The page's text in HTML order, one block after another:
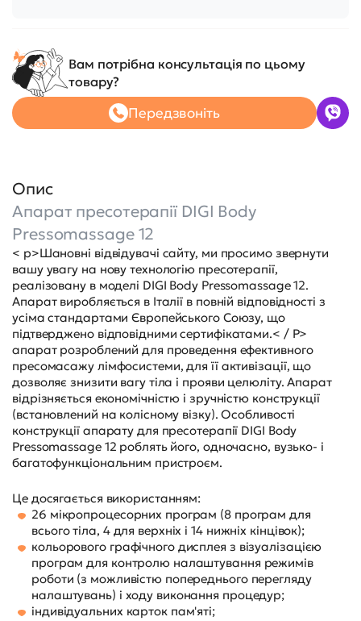
Вам потрібна консультація по цьому
товару?
Передзвоніть
Опис
Апарат пресотерапії DIGI Body
Pressomassage 12
< p>Шановні відвідувачі сайту, ми просимо звернути
вашу увагу на нову технологію пресотерапії,
реалізовану в моделі DIGI Body Pressomassage 12.
Апарат виробляється в Італії в повній відповідності з
усіма стандартами Європейського Союзу, що
підтверджено відповідними сертифікатами.< / P>
апарат розроблений для проведення ефективного
пресомасажу лімфосистеми, для її активізації, що
дозволяє знизити вагу тіла і прояви целюліту. Апарат
відрізняється економічністю і зручністю конструкції
(встановлений на колісному візку). Особливості
конструкції апарату для пресотерапії DIGI Body
Pressomassage 12 роблять його, одночасно, вузько- і
багатофункціональним пристроєм.
Це досягається використанням:
26 мікропроцесорних програм (8 програм для
всього тіла, 4 для верхніх і 14 нижніх кінцівок);
кольорового графічного дисплея з візуалізацією
програм для контролю налаштування режимів
роботи (з можливістю попереднього перегляду
налаштувань) і ходу виконання процедур;
індивідуальних карток пам'яті;